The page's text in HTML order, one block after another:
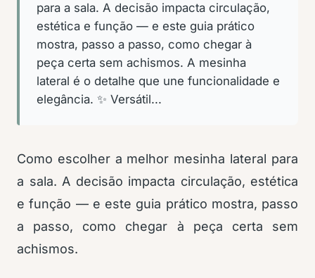
para a sala. A decisão impacta circulação,
estética e função — e este guia prático
mostra, passo a passo, como chegar à
peça certa sem achismos. A mesinha
lateral é o detalhe que une funcionalidade e
elegância. ✨ Versátil...
Como escolher a melhor mesinha lateral para
a sala. A decisão impacta circulação, estética
e função — e este guia prático mostra, passo
a passo, como chegar à peça certa sem
achismos.